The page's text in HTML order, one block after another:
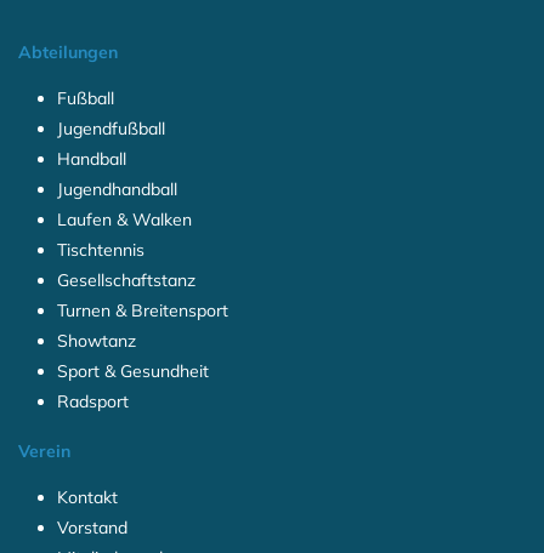
Abteilungen
Fußball
Jugendfußball
Handball
Jugendhandball
Laufen & Walken
Tischtennis
Gesellschaftstanz
Turnen & Breitensport
Showtanz
Sport & Gesundheit
Radsport
Verein
Kontakt
Vorstand